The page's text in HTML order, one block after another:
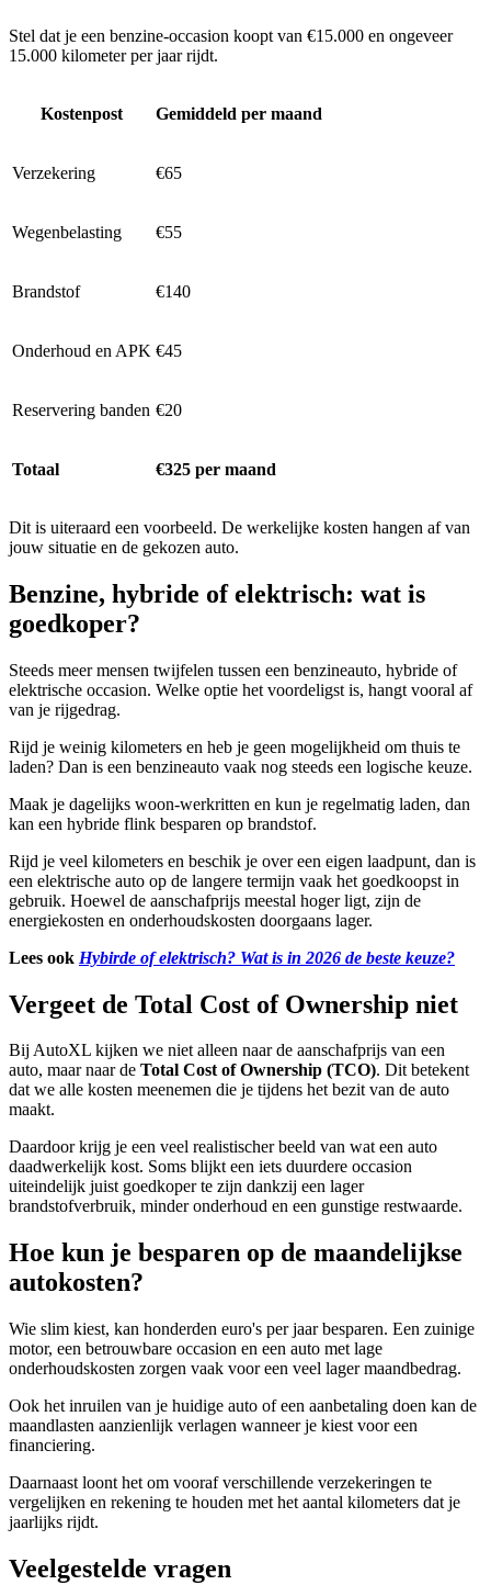
Stel dat je een benzine-occasion koopt van €15.000 en ongeveer
15.000 kilometer per jaar rijdt.
Kostenpost Gemiddeld per maand
Verzekering €65
Wegenbelasting €55
Brandstof €140
Onderhoud en APK €45
Reservering banden €20
Totaal €325 per maand
Dit is uiteraard een voorbeeld. De werkelijke kosten hangen af van
jouw situatie en de gekozen auto.
Benzine, hybride of elektrisch: wat is
goedkoper?
Steeds meer mensen twijfelen tussen een benzineauto, hybride of
elektrische occasion. Welke optie het voordeligst is, hangt vooral af
van je rijgedrag.
Rijd je weinig kilometers en heb je geen mogelijkheid om thuis te
laden? Dan is een benzineauto vaak nog steeds een logische keuze.
Maak je dagelijks woon-werkritten en kun je regelmatig laden, dan
kan een hybride flink besparen op brandstof.
Rijd je veel kilometers en beschik je over een eigen laadpunt, dan is
een elektrische auto op de langere termijn vaak het goedkoopst in
gebruik. Hoewel de aanschafprijs meestal hoger ligt, zijn de
energiekosten en onderhoudskosten doorgaans lager.
Lees ook Hybirde of elektrisch? Wat is in 2026 de beste keuze?
Vergeet de Total Cost of Ownership niet
Bij AutoXL kijken we niet alleen naar de aanschafprijs van een
auto, maar naar de Total Cost of Ownership (TCO). Dit betekent
dat we alle kosten meenemen die je tijdens het bezit van de auto
maakt.
Daardoor krijg je een veel realistischer beeld van wat een auto
daadwerkelijk kost. Soms blijkt een iets duurdere occasion
uiteindelijk juist goedkoper te zijn dankzij een lager
brandstofverbruik, minder onderhoud en een gunstige restwaarde.
Hoe kun je besparen op de maandelijkse
autokosten?
Wie slim kiest, kan honderden euro's per jaar besparen. Een zuinige
motor, een betrouwbare occasion en een auto met lage
onderhoudskosten zorgen vaak voor een veel lager maandbedrag.
Ook het inruilen van je huidige auto of een aanbetaling doen kan de
maandlasten aanzienlijk verlagen wanneer je kiest voor een
financiering.
Daarnaast loont het om vooraf verschillende verzekeringen te
vergelijken en rekening te houden met het aantal kilometers dat je
jaarlijks rijdt.
Veelgestelde vragen